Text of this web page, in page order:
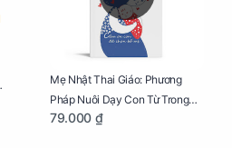
Mẹ Nhật Thai Giáo: Phương
Pháp Nuôi Dạy Con Từ Trong
Bụng Mẹ
79.000 ₫